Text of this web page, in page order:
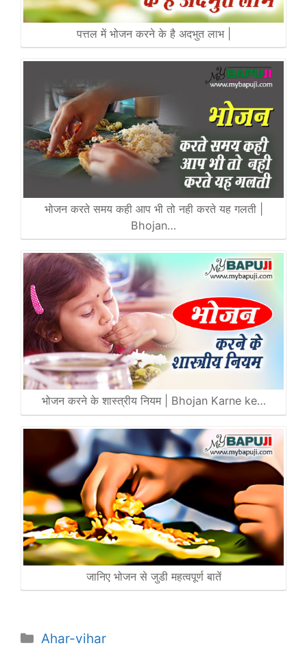
पत्तल में भोजन करने के है अदभुत लाभ |
भोजन करते समय कही आप भी तो नही करते यह गलती |
Bhojan…
भोजन करने के शास्त्रीय नियम | Bhojan Karne ke…
जानिए भोजन से जुडी महत्वपूर्ण बातें
Categories
Ahar-vihar